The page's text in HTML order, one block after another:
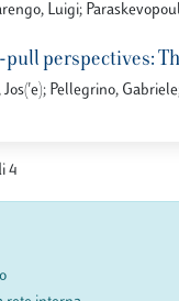
Luigi;
perspectives:
Jos('e); Pellegrino,
4